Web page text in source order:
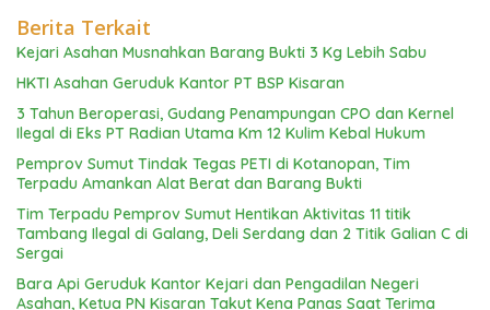
Berita Terkait
Kejari Asahan Musnahkan Barang Bukti 3 Kg Lebih Sabu
HKTI Asahan Geruduk Kantor PT BSP Kisaran
3 Tahun Beroperasi, Gudang Penampungan CPO dan Kernel
Ilegal di Eks PT Radian Utama Km 12 Kulim Kebal Hukum
Pemprov Sumut Tindak Tegas PETI di Kotanopan, Tim
Terpadu Amankan Alat Berat dan Barang Bukti
Tim Terpadu Pemprov Sumut Hentikan Aktivitas 11 titik
Tambang Ilegal di Galang, Deli Serdang dan 2 Titik Galian C di
Sergai
Bara Api Geruduk Kantor Kejari dan Pengadilan Negeri
Asahan, Ketua PN Kisaran Takut Kena Panas Saat Terima